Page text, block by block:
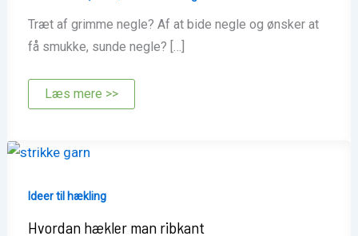
Træt af grimme negle? Af at bide negle og ønsker at
få smukke, sunde negle? […]
Hypnose
mod
Læs mere >>
Ideer til hækling
Hvordan hækler man ribkant